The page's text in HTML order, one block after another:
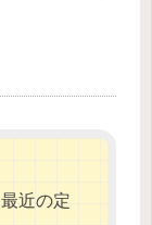
近の定